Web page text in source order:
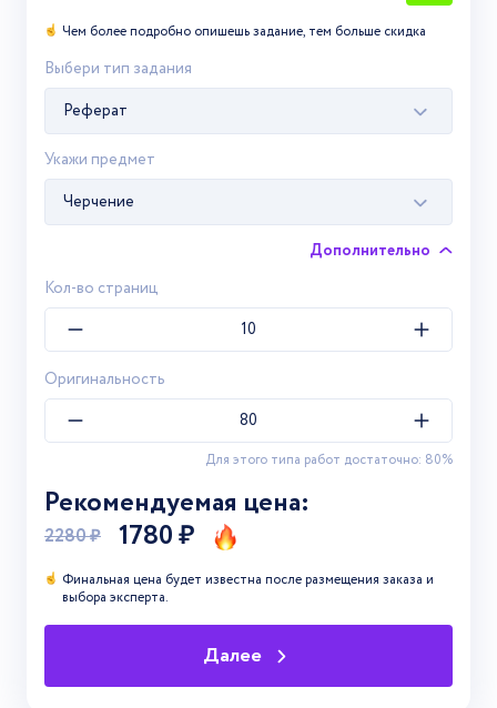
Теплоэнергетика и
теплотехника
Ядерные физика и
технологии
Технологические
12 стр.
Авиационная и
космическая
техника
10 стр. 9 дней
Автоматика и
7 стр. 1 день
Технология
продовольственных
продуктов и
товаров
26 стр.
Чем более подробно опишешь задание, тем больше скидка
Выбери тип задания
Реферат
Укажи предмет
Черчение
Дополнительно
Кол-во страниц
Оригинальность
Для этого типа работ достаточно: 80%
Рекомендуемая цена:
2280 ₽ 1780 ₽
Финальная цена будет известна после размещения заказа и
выбора эксперта.
Далее